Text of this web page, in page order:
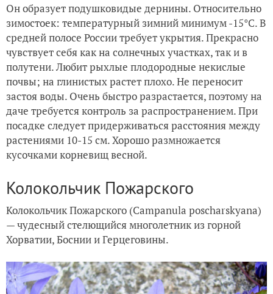
Он образует подушковидые дернины. Относительно
зимостоек: температурный зимний минимум -15°С. В
средней полосе России требует укрытия. Прекрасно
чувствует себя как на солнечных участках, так и в
полутени. Любит рыхлые плодородные некислые
почвы; на глинистых растет плохо. Не переносит
застоя воды. Очень быстро разрастается, поэтому на
даче требуется контроль за распространением. При
посадке следует придерживаться расстояния между
растениями 10-15 см. Хорошо размножается
кусочками корневищ весной.
Колокольчик Пожарского
Колокольчик Пожарского (Campanula poscharskyana)
— чудесный стелющийся многолетник из горной
Хорватии, Боснии и Герцеговины.